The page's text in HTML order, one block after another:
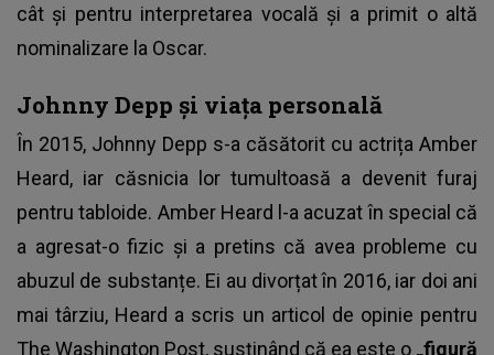
cât și pentru interpretarea vocală și a primit o altă
nominalizare la Oscar.
Johnny Depp și viața personală
În 2015, Johnny Depp s-a căsătorit cu actrița Amber
Heard, iar căsnicia lor tumultoasă a devenit furaj
pentru tabloide. Amber Heard l-a acuzat în special că
a agresat-o fizic și a pretins că avea probleme cu
abuzul de substanțe. Ei au divorțat în 2016, iar doi ani
mai târziu, Heard a scris un articol de opinie pentru
The Washington Post, susținând că ea este o „figură